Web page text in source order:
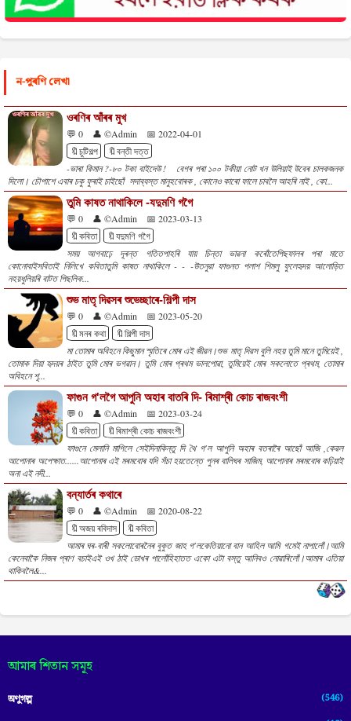
ন-পুৰণি লেখা
ওৰণিৰ আঁৰৰ মুখ
💬 0 👤 ©Admin
📅 2022-04-01
🔖চুটিগল্প
🔖বন্তী দত্ত
-ভাৰা কিমান ?-৮০ টকা বাইদেউ ! বেগৰ পৰা ১০০ টকীয়া নোট খন উলিয়াই উবেৰ চালকজনক
দিলো। চৌপাশে এবাৰ চকু ফুৰাই চাইছোঁ সদাব্যস্ত মানুহবোৰক , কোনেও কাৰো ফালে চাবলৈ আহৰি নাই , কো...
তুমি কাষত নাথাকিলে -যদুমণি গগৈ
💬 0 👤 ©Admin
📅 2023-03-13
🔖কবিতা
🔖যদুমণি গগৈ
সময় আগবাঢ়ে দূৰন্ত গতিতপাহৰি যায় চিন্তা ভাৱনা কৰোঁতেপিছফালৰ পৰা মাতে
কোনোবাইসবিতাই নিলিখে কবিতাতুমি কাষত নাথাকিলে - - -উতনুৱা ফাগুনত পলাশ শিমলু ফুলেহৃদয় আলোড়িত
নহয়ধুলিয়ৰি বাটত পিছলিক...
শুভ মাতৃ দিৱসৰ শুভেচ্ছাৰে-শিল্পী দাস
💬 0 👤 ©Admin
📅 2023-05-20
🔖মনৰ কথা
🔖শিল্পী দাস
মা তোমাৰ অবিহনে কিছুমান স্মৃতিৰে মোৰ এই জীৱন।শুভ মাতৃ দিৱস বুলি নহয় তুমি মানে তুমিয়েই ,
তোমাক দিয়া হৃদয়ৰ ঠাইত তুমি মোৰ ভগৱান। তুমি মোৰ প্ৰথম ভালপোৱা, তুমিয়েই মোৰ সকলোতে প্ৰথম, তোমাৰ
অবিহনে শূ...
ফাগুন গ'লগৈ আপুনি অহাৰ বাতৰি দি- ৰিমাশ্ৰী কোচ ৰাজবংশী
💬 0 👤 ©Admin
📅 2023-03-24
🔖কবিতা
🔖ৰিমাশ্ৰী কোচ ৰাজবংশী
ফাগুনে‌ মেলানি মাগিলে সেইদিনাকিন্তু দি থৈ গ'ল আপুনি অহাৰ বতৰাৰৈ আছোঁ আজি ,কেৱল
আপোনাৰ অপেক্ষাত......আপোনাৰ এই মৰমবোৰ যদি সঁচা হয়তেন্তে পুনৰ বালিঘৰ সাজিম, আপোনাৰ মৰমবোৰ কঢ়িয়াই
অনা এই নদী...
বন্যাৰ্তৰ কথাৰে
💬 0 👤 ©Admin
📅 2020-08-22
🔖অজয় ৰবিদাস
🔖কবিতা
আমাৰ ঘৰ-বাৰী সকলোবোৰনৈৰ বুকুত জাহ গ'লকেতিয়ানো বান আহিল আমি গমেই নাপালোঁ।আমি
কেনেবাকৈ নিজৰ প্ৰাণ বচাইএই ওখ ঠাই ডোখৰ পালোঁহিহাতত একো এটা বস্তু আনিবও নোৱাৰিলোঁ।আমাৰ এতিয়া
থাকিবলৈ&...
আমাৰ শিতান সমূহ
অণুগল্প (546)